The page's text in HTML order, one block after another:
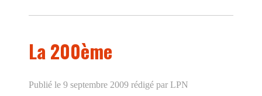
La 200ème
Publié le 9 septembre 2009 rédigé par LPN